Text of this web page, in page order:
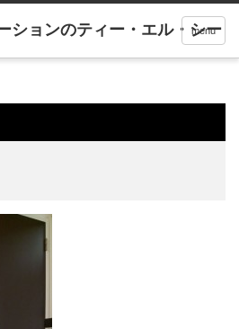
menu